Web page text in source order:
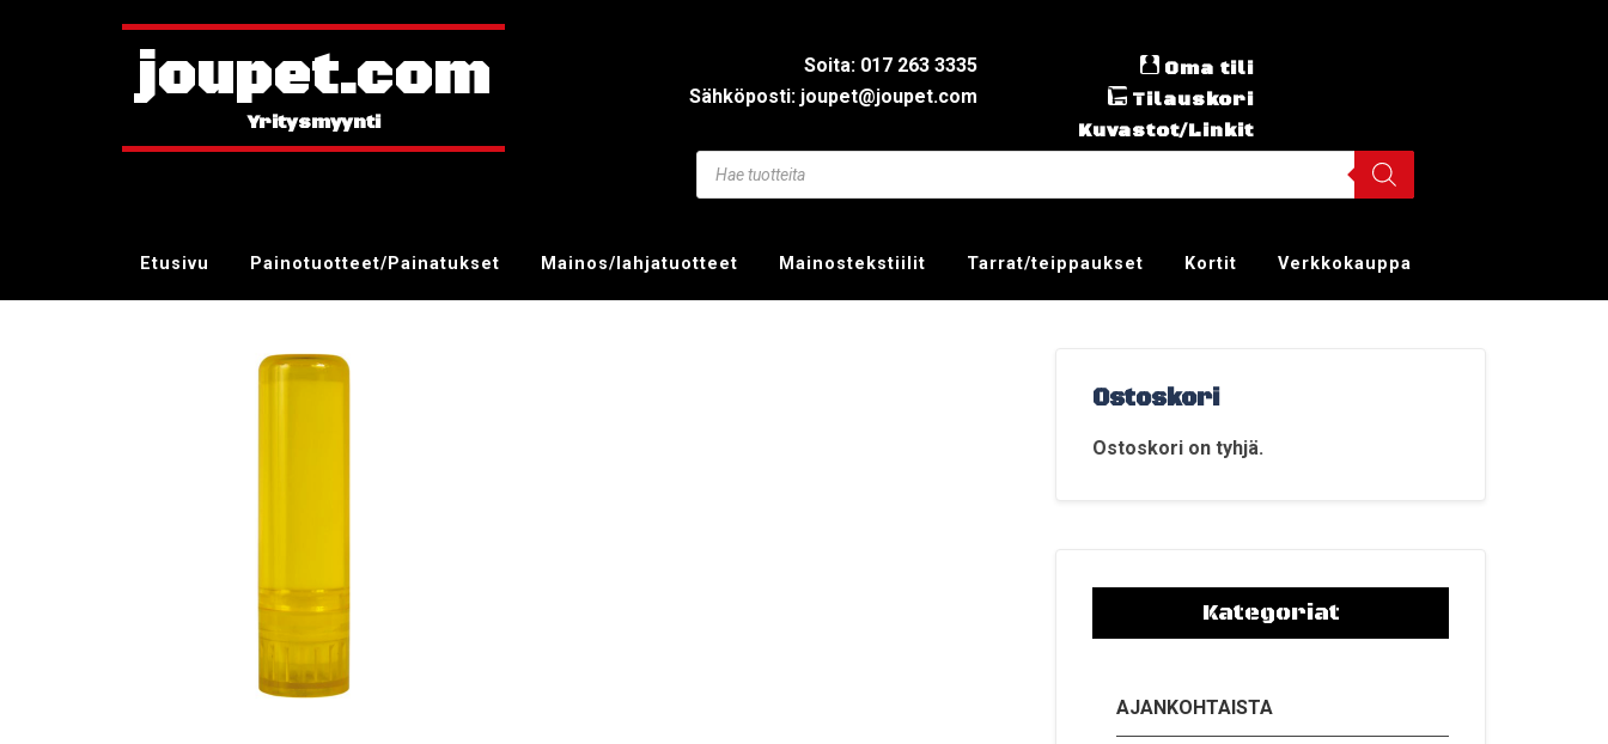
joupet.com
Soita: 017 263 3335
Sähköposti: joupet@joupet.com
Oma tili
Tilauskori
Kuvastot/Linkit
Etusivu Painotuotteet/Painatukset Mainos/lahjatuotteet Mainostekstiilit Tarrat/teippaukset Kortit Verkkokauppa
Ostoskori
Ostoskori on tyhjä.
Kategoriat
AJANKOHTAISTA